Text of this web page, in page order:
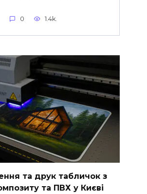
0 1.4k.
та друк табличок з
та ПВХ у Києві